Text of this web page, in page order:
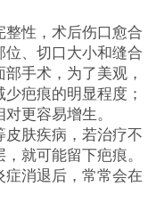
性，术后伤口愈合
位、切口大小和缝合
手术，为了美观，
疤痕的明显程度；
更容易增生。
皮肤疾病，若治疗不
就可能留下疤痕。
症消退后，常常会在